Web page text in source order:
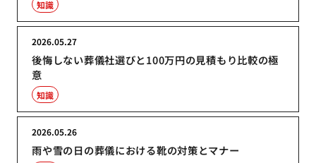
知識
後悔しない葬儀社選びと100万円の見積もり比較の極
意
2026.05.27
知識
雨や雪の日の葬儀における靴の対策とマナー
2026.05.26